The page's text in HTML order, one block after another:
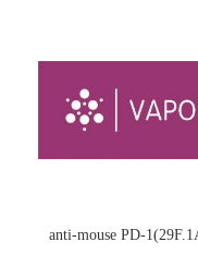
anti-mouse PD-